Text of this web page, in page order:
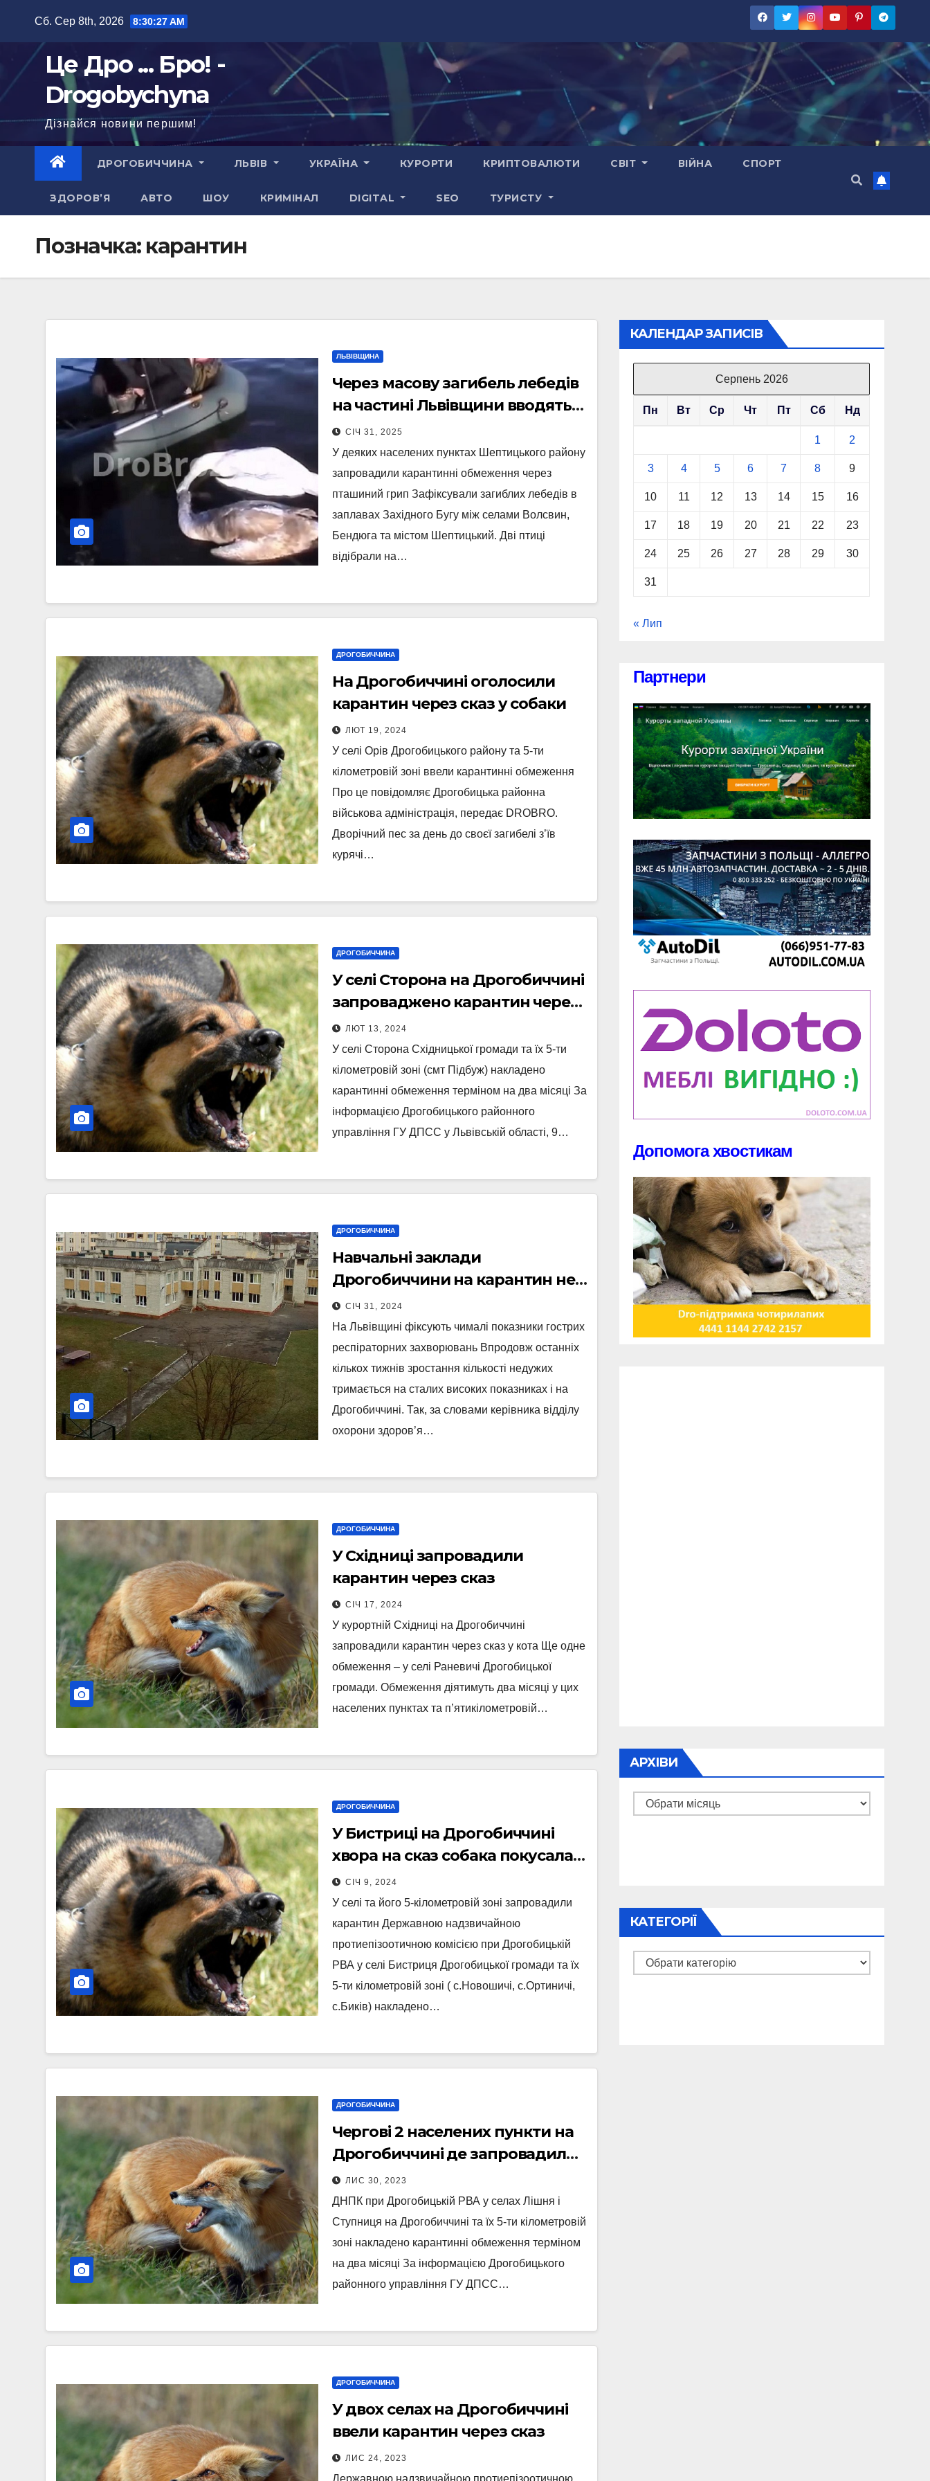
Сб. Сер 8th, 2026 8:30:29 AM
Це Дро ... Бро! -
Drogobychyna
Дізнайся новини першим!
ДРОГОБИЧЧИНА ЛЬВІВ УКРАЇНА КУРОРТИ КРИПТОВАЛЮТИ СВІТ ВІЙНА СПОРТ
ЗДОРОВ’Я АВТО ШОУ КРИМІНАЛ DIGITAL SEO ТУРИСТУ
Позначка: карантин
ЛЬВІВЩИНА
Через масову загибель лебедів
на частині Львівщини вводять
карантин (Відео)
СІЧ 31, 2025
У деяких населених пунктах Шептицького району
запровадили карантинні обмеження через
пташиний грип Зафіксували загиблих лебедів в
заплавах Західного Бугу між селами Волсвин,
Бендюга та містом Шептицький. Дві птиці
відібрали на…
ДРОГОБИЧЧИНА
На Дрогобиччині оголосили
карантин через сказ у собаки
ЛЮТ 19, 2024
У селі Орів Дрогобицького району та 5-ти
кілометровій зоні ввели карантинні обмеження
Про це повідомляє Дрогобицька районна
військова адміністрація, передає DROBRO.
Дворічний пес за день до своєї загибелі з’їв
курячі…
ДРОГОБИЧЧИНА
У селі Сторона на Дрогобиччині
запроваджено карантин через
сказ собаки
ЛЮТ 13, 2024
У селі Сторона Східницької громади та їх 5-ти
кілометровій зоні (смт Підбуж) накладено
карантинні обмеження терміном на два місяці За
інформацією Дрогобицького районного
управління ГУ ДПСС у Львівській області, 9…
ДРОГОБИЧЧИНА
Навчальні заклади
Дрогобиччини на карантин не
закриватимуть
СІЧ 31, 2024
На Львівщині фіксують чималі показники гострих
респіраторних захворювань Впродовж останніх
кількох тижнів зростання кількості недужих
тримається на сталих високих показниках і на
Дрогобиччині. Так, за словами керівника відділу
охорони здоров’я…
ДРОГОБИЧЧИНА
У Східниці запровадили
карантин через сказ
СІЧ 17, 2024
У курортній Східниці на Дрогобиччині
запровадили карантин через сказ у кота Ще одне
обмеження – у селі Раневичі Дрогобицької
громади. Обмеження діятимуть два місяці у цих
населених пунктах та п’ятикілометровій…
ДРОГОБИЧЧИНА
У Бистриці на Дрогобиччині
хвора на сказ собака покусала
троє людей
СІЧ 9, 2024
У селі та його 5-кілометровій зоні запровадили
карантин Державною надзвичайною
протиепізоотичною комісією при Дрогобицькій
РВА у селі Бистриця Дрогобицької громади та їх
5-ти кілометровій зоні ( с.Новошичі, с.Ортиничі,
с.Биків) накладено…
ДРОГОБИЧЧИНА
Чергові 2 населених пункти на
Дрогобиччині де запровадили
карантин через сказ
ЛИС 30, 2023
ДНПК при Дрогобицькій РВА у селах Лішня і
Ступниця на Дрогобиччині та їх 5-ти кілометровій
зоні накладено карантинні обмеження терміном
на два місяці За інформацією Дрогобицького
районного управління ГУ ДПСС…
ДРОГОБИЧЧИНА
У двох селах на Дрогобиччині
ввели карантин через сказ
ЛИС 24, 2023
Державною надзвичайною протиепізоотичною
КАЛЕНДАР ЗАПИСІВ
Серпень 2026
Пн Вт Ср Чт Пт Сб Нд
1 2
3 4 5 6 7 8 9
10 11 12 13 14 15 16
17 18 19 20 21 22 23
24 25 26 27 28 29 30
31
« Лип
Партнери
Допомога хвостикам
АРХІВИ
Архіви
КАТЕГОРІЇ
Категорії